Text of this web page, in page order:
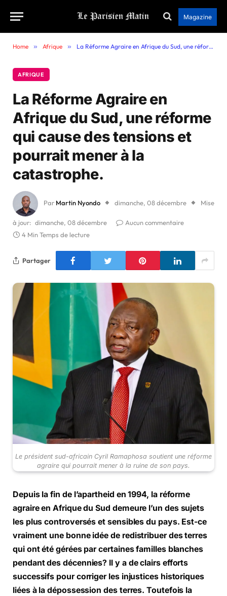
Magazine
Home » Afrique » La Réforme Agraire en Afrique du Sud, une réforme qui cause des tensions et pourrait mener à la catastrophe.
AFRIQUE
La Réforme Agraire en
Afrique du Sud, une réforme
qui cause des tensions et
pourrait mener à la
catastrophe.
Par Martin Nyondo dimanche, 08 décembre Mise
à jour: dimanche, 08 décembre
Aucun commentaire
4 Min Temps de lecture
Partager
Le président sud-africain Cyril Ramaphosa soutient une réforme
agraire qui pourrait mener à la ruine de son pays.
Depuis la fin de l’apartheid en 1994, la réforme
agraire en Afrique du Sud demeure l’un des sujets
les plus controversés et sensibles du pays. Est-ce
vraiment une bonne idée de redistribuer des terres
qui ont été gérées par certaines familles blanches
pendant des décennies? Il y a de clairs efforts
successifs pour corriger les injustices historiques
liées à la dépossession des terres. Toutefois la